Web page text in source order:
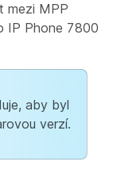
mezi MPP
IP Phone 7800
aby byl
verzí.